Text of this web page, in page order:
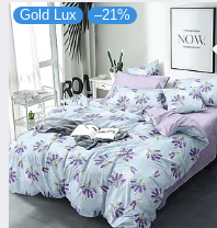
Gold Lux –21%